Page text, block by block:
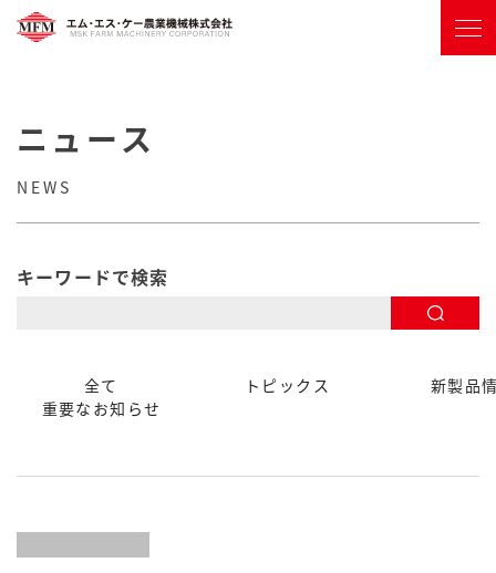
ニュース
NEWS
キーワードで検索
全て トピックス
新製品
重要なお知らせ